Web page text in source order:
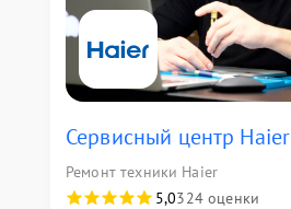
Сервисный центр Haier
Ремонт техники Haier
5,0324 оценки